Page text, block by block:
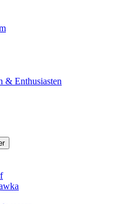
& Enthusiasten